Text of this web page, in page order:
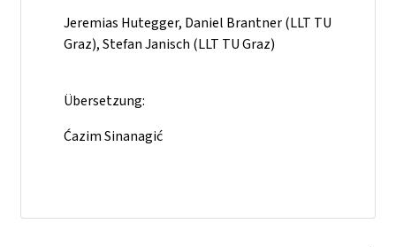
Jeremias Hutegger, Daniel Brantner (LLT TU
Graz), Stefan Janisch (LLT TU Graz)
Übersetzung:
Ćazim Sinanagić